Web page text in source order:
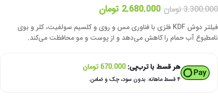
3.300.000تومان 2.680.000 تومان
فیلتر دوش KDF فلزی با فناوری مس و روی و کلسیم سولفیت، کلر و بوی
نامطبوع آب حمام را کاهش می‌دهد و از پوست و مو محافظت می‌کند.
هر قسط با ترب‌پی:670.000 تومان
۴ قسط ماهانه. بدون سود، چک و ضامن.